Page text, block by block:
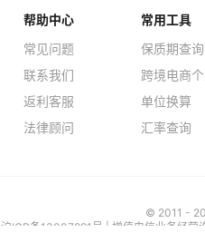
帮助中心
常见问题
联系我们
返利客服
法律顾问
常用工具
保质期查询
跨境电商
单位换算
汇率查询
© 2011 -
沪ICP备13007891号 | 增值电信业务经营